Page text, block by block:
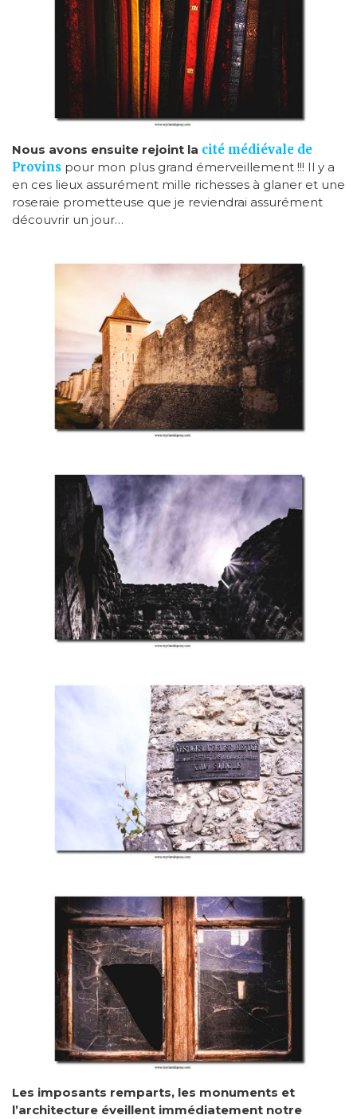
Nous avons ensuite rejoint la cité médiévale de
Provins pour mon plus grand émerveillement !!! Il y a
en ces lieux assurément mille richesses à glaner et une
roseraie prometteuse que je reviendrai assurément
découvrir un jour…
Les imposants remparts, les monuments et
l’architecture éveillent immédiatement notre